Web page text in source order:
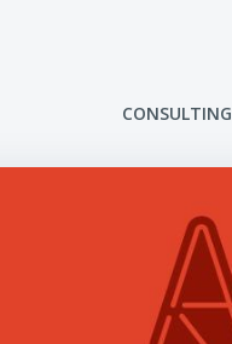
CONSULTING